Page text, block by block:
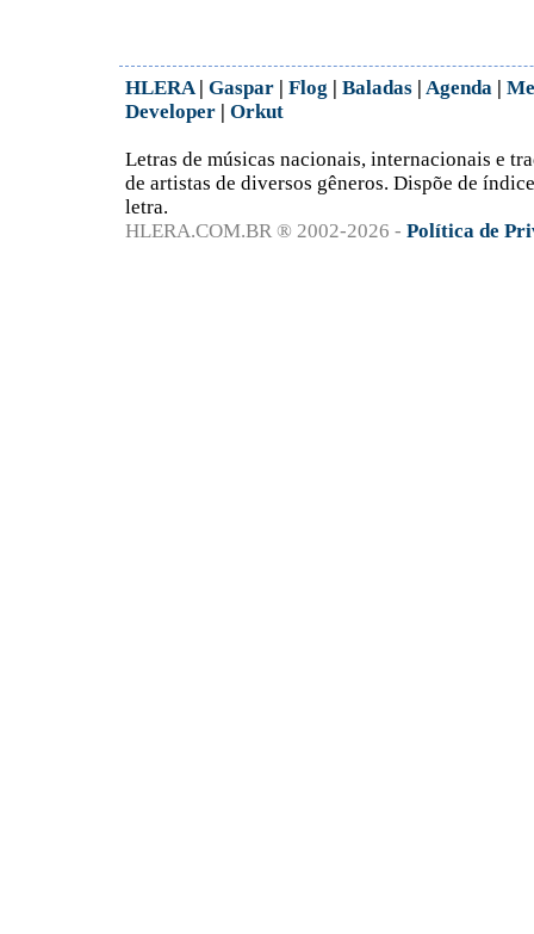
HLERA| Gaspar | Flog | Baladas | Agenda |
Developer | Orkut
Letras de músicas nacionais, internacionais e
de artistas de diversos gêneros. Dispõe de
letra.
HLERA.COM.BR ® 2002-2026 - Política de